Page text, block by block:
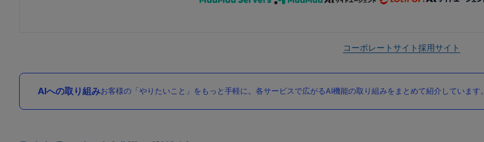
コーポレートサイト採用サイト
AIへの取り組みお客様の「やりたいこと」をもっと手軽に。各サービスで広がるAI機能の取り組みをまとめて紹介しています。